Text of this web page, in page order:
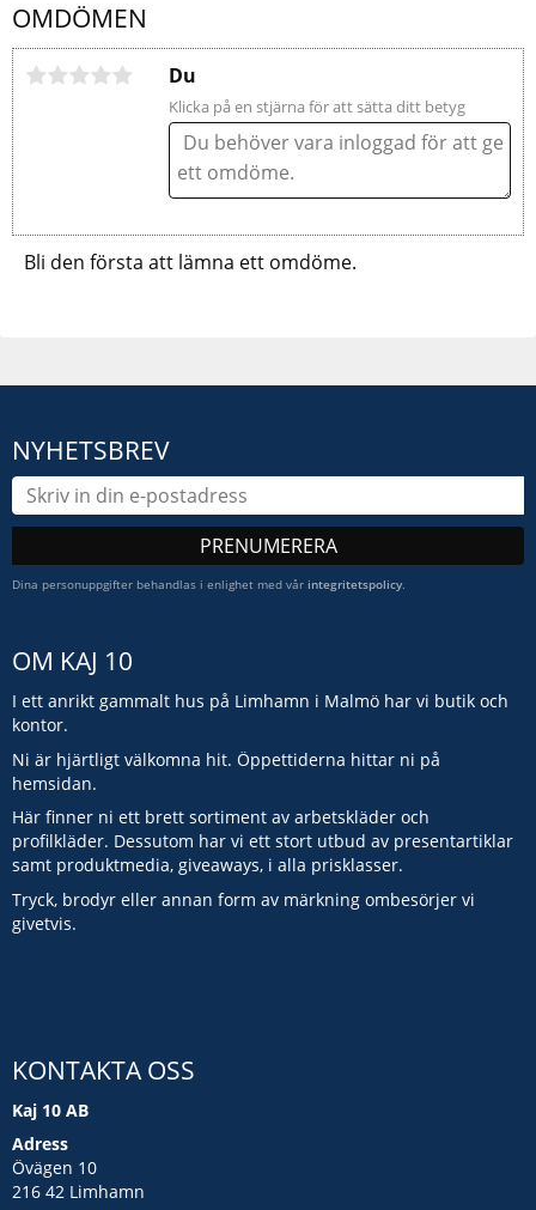
OMDÖMEN
Du
Klicka på en stjärna för att sätta ditt betyg
Bli den första att lämna ett omdöme.
NYHETSBREV
PRENUMERERA
Dina personuppgifter behandlas i enlighet med vår integritetspolicy.
OM KAJ 10
I ett anrikt gammalt hus på Limhamn i Malmö har vi butik och
kontor.
Ni är hjärtligt välkomna hit. Öppettiderna hittar ni på
hemsidan.
Här finner ni ett brett sortiment av arbetskläder och
profilkläder. Dessutom har vi ett stort utbud av presentartiklar
samt produktmedia, giveaways, i alla prisklasser.
Tryck, brodyr eller annan form av märkning ombesörjer vi
givetvis.
KONTAKTA OSS
Kaj 10 AB
Adress
Övägen 10
216 42 Limhamn